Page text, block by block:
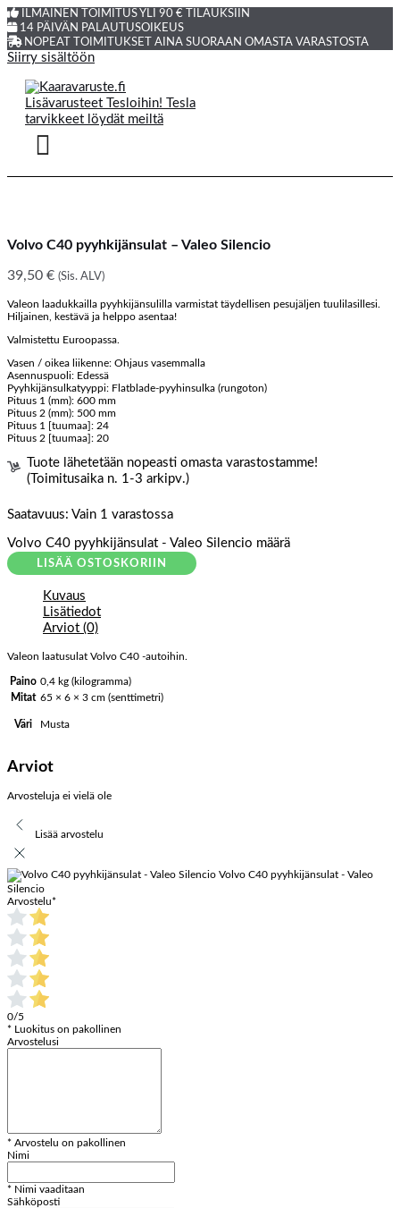
ILMAINEN TOIMITUS YLI 90 € TILAUKSIIN
14 PÄIVÄN PALAUTUSOIKEUS
NOPEAT TOIMITUKSET AINA SUORAAN OMASTA VARASTOSTA
Siirry sisältöön
Volvo C40 pyyhkijänsulat – Valeo Silencio
39,50 € (Sis. ALV)
Valeon laadukkailla pyyhkijänsulilla varmistat täydellisen pesujäljen tuulilasillesi.
Hiljainen, kestävä ja helppo asentaa!
Valmistettu Euroopassa.
Vasen / oikea liikenne: Ohjaus vasemmalla
Asennuspuoli: Edessä
Pyyhkijänsulkatyyppi: Flatblade-pyyhinsulka (rungoton)
Pituus 1 (mm): 600 mm
Pituus 2 (mm): 500 mm
Pituus 1 [tuumaa]: 24
Pituus 2 [tuumaa]: 20
Tuote lähetetään nopeasti omasta varastostamme!
(Toimitusaika n. 1-3 arkipv.)
Saatavuus: Vain 1 varastossa
Volvo C40 pyyhkijänsulat - Valeo Silencio määrä
LISÄÄ OSTOSKORIIN
Kuvaus
Lisätiedot
Arviot (0)
Valeon laatusulat Volvo C40 -autoihin.
Paino 0,4 kg (kilogramma)
Mitat 65 × 6 × 3 cm (senttimetri)
Väri Musta
Arviot
Arvosteluja ei vielä ole
Lisää arvostelu
Volvo C40 pyyhkijänsulat - Valeo
Silencio
Arvostelu*
0/5
* Luokitus on pakollinen
Arvostelusi
* Arvostelu on pakollinen
Nimi
* Nimi vaaditaan
Sähköposti